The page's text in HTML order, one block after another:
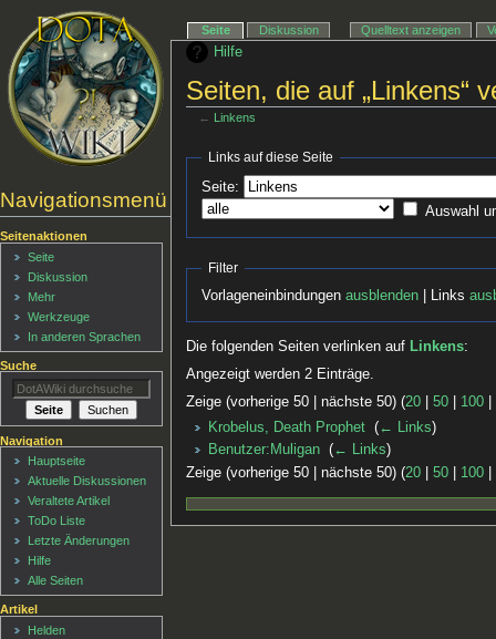
Hilfe
Seiten, die auf „Linkens“
← Linkens
Links auf diese Seite
Seite:
Auswahl
Filter
Vorlageneinbindungen ausblenden| Links
Die folgenden Seiten verlinken auf Linkens:
Angezeigt werden 2 Einträge.
Zeige (vorherige 50 | nächste 50) (20 |50 100
Krobelus, Death Prophet ‎(← Links)
Benutzer:Muligan ‎(← Links)
Zeige (vorherige 50 | nächste 50) (20 |50 100
Navigationsmenü
Seite Diskussion Quelltext anzeigen
Seitenaktionen
Seite
Diskussion
Mehr
Werkzeuge
In anderen Sprachen
Suche
Navigation
Hauptseite
Aktuelle Diskussionen
Veraltete Artikel
ToDo Liste
Letzte Änderungen
Hilfe
Alle Seiten
Artikel
Helden